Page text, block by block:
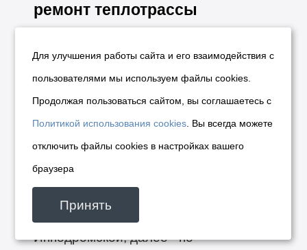
ремонт теплотрассы
аварийного ремонта на теплотрассе,
проезжая часть ул. Николая
Островского в районе здания 167
закрыта с 1 по 20 июля. В этот период
следовать по изменённому маршруту
— в объезд закрытого участка: по ул.
Селезнева, ул. Писарева, ул.
Ипподромской, далее - по
Для улучшения работы сайта и его взаимодействия с
пользователями мы используем файлы cookies.
Продолжая пользоваться сайтом, вы соглашаетесь с
Политикой использования cookies . Вы всегда можете
отключить файлы cookies в настройках вашего
браузера
Принять